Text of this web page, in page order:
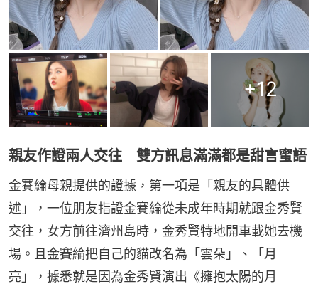
+12
親友作證兩人交往 雙方訊息滿滿都是甜言蜜語
金賽綸母親提供的證據，第一項是「親友的具體供
述」，一位朋友指證金賽綸從未成年時期就跟金秀賢
交往，女方前往濟州島時，金秀賢特地開車載她去機
場。且金賽綸把自己的貓改名為「雲朵」、「月
亮」，據悉就是因為金秀賢演出《擁抱太陽的月